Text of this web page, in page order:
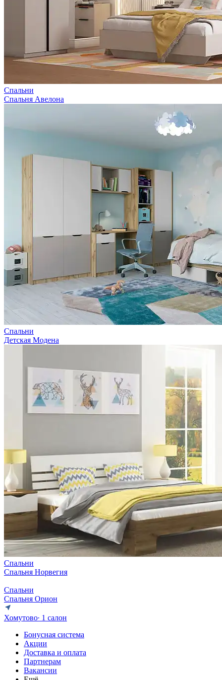
Спальни
Спальня Авелона
Спальни
Детская Модена
Спальни
Спальня Норвегия
Спальни
Спальня Орион
Хомутово∙ 1 салон
Бонусная система
Акции
Доставка и оплата
Партнерам
Вакансии